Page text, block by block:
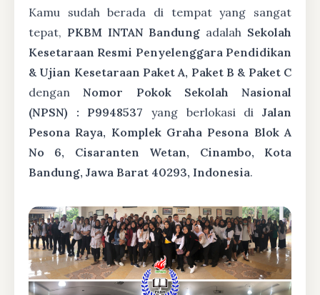
Kamu sudah berada di tempat yang sangat
tepat, PKBM INTAN Bandung adalah Sekolah
Kesetaraan Resmi Penyelenggara Pendidikan
& Ujian Kesetaraan Paket A, Paket B & Paket C
denganNomor Pokok Sekolah Nasional
(NPSN) : P9948537 yang berlokasi diJalan
Pesona Raya, Komplek Graha Pesona Blok A
No 6, Cisaranten Wetan, Cinambo, Kota
Bandung, Jawa Barat 40293, Indonesia.